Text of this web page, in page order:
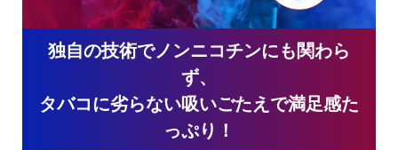
独自の技術でノンニコチンにも関わら
ず、
タバコに劣らない吸いごたえで満足感た
っぷり！